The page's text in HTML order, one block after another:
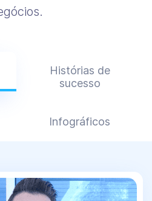
Histórias de
sucesso
Infográficos